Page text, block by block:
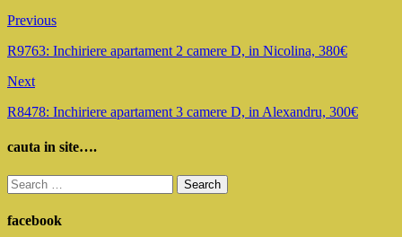
Previous
R9763: Inchiriere apartament 2 camere D, in Nicolina, 380€
Next
R8478: Inchiriere apartament 3 camere D, in Alexandru, 300€
cauta in site….
Search
for:
facebook